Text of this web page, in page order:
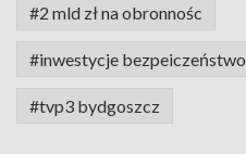
#2 mld zł na obronnośc
#inwestycje bezpeiczeństwo
#tvp3 bydgoszcz